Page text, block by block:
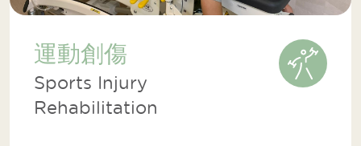
運動創傷
Sports Injury
Rehabilitation